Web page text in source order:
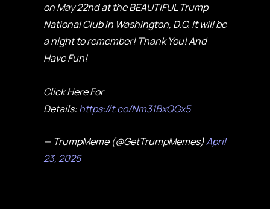
on May 22nd at the BEAUTIFUL Trump
National Club in Washington, D.C. It will be
a night to remember! Thank You! And
Have Fun!
Click Here For
Details:https://t.co/Nm31BxQGx5
— TrumpMeme (@GetTrumpMemes)April
23, 2025